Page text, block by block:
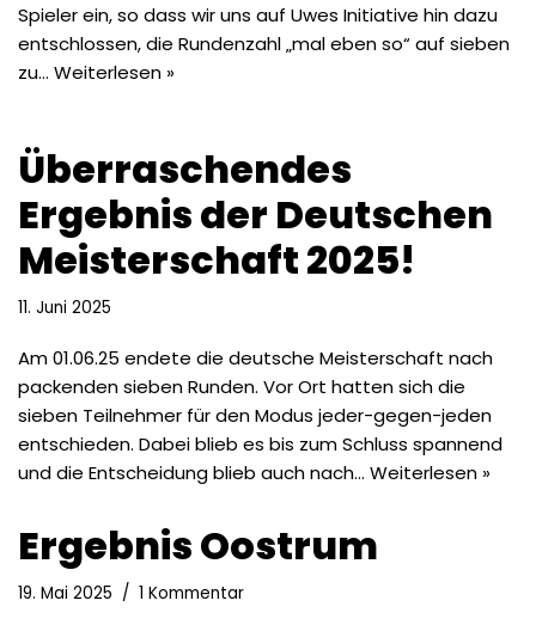
Spieler ein, so dass wir uns auf Uwes Initiative hin dazu
entschlossen, die Rundenzahl „mal eben so“ auf sieben
zu… Weiterlesen »
Überraschendes
Ergebnis der Deutschen
Meisterschaft 2025!
11. Juni 2025
Am 01.06.25 endete die deutsche Meisterschaft nach
packenden sieben Runden. Vor Ort hatten sich die
sieben Teilnehmer für den Modus jeder-gegen-jeden
entschieden. Dabei blieb es bis zum Schluss spannend
und die Entscheidung blieb auch nach… Weiterlesen »
Ergebnis Oostrum
19. Mai 2025 1 Kommentar